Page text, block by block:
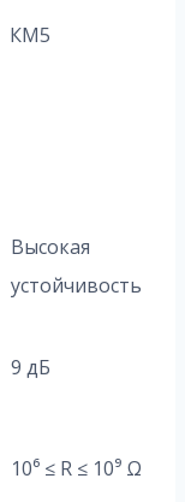
КМ5
Высокая
устойчивость
9 дБ
10⁶ ≤ R ≤ 10⁹ Ω